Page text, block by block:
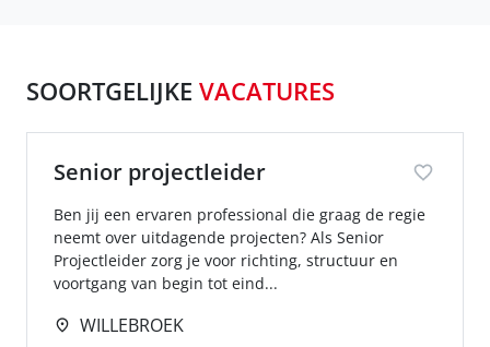
SOORTGELIJKE VACATURES
Senior projectleider
Ben jij een ervaren professional die graag de regie
neemt over uitdagende projecten? Als Senior
Projectleider zorg je voor richting, structuur en
voortgang van begin tot eind...
WILLEBROEK